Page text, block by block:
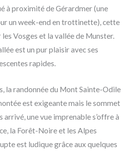
à proximité de Gérardmer (une
un week-end en trottinette), cette
Vosges et la vallée de Munster.
est un pur plaisir avec ses
rapides.
la randonnée du Mont Sainte-Odile
est exigeante mais le sommet
arrivé, une vue imprenable s’offre à
la Forêt-Noire et les Alpes
est ludique grâce aux quelques